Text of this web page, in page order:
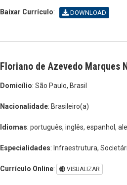
Baixar Currículo: DOWNLOAD
Floriano de Azevedo Marques
Domicílio: São Paulo, Brasil
Nacionalidade: Brasileiro(a)
Idiomas: português, inglês, espanhol,
Especialidades: Infraestrutura,
Currículo Online: VISUALIZAR